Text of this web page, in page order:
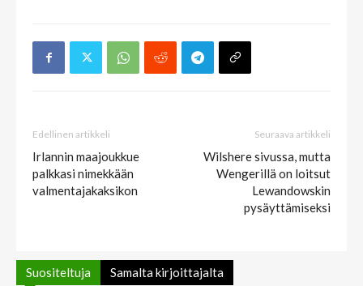
Edellinen artikkeli
Irlannin maajoukkue
palkkasi nimekkään
valmentajakaksikon
Seuraava artikkeli
Wilshere sivussa, mutta
Wengerillä on loitsut
Lewandowskin
pysäyttämiseksi
Suositeltuja Samalta kirjoittajalta